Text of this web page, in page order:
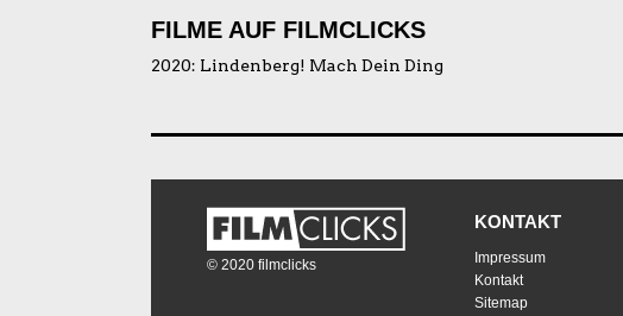
FILME AUF FILMCLICKS
2020: Lindenberg! Mach Dein Ding
© 2020 filmclicks
KONTAKT
Impressum
Kontakt
Sitemap